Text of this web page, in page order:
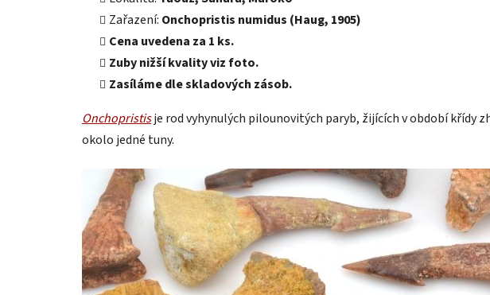
Zařazení: Onchopristis numidus (Haug, 1905)
Cena uvedena za 1 ks.
Zuby nižší kvality viz foto.
Zasíláme dle skladových zásob.
Onchopristisje rod vyhynulých pilounovitých paryb, žijících v období křídy
okolo jedné tuny.